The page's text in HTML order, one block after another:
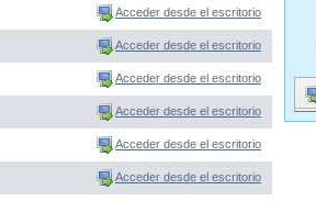
Acceder desde el escritorio
Acceder desde el escritorio
Acceder desde el escritorio
Acceder desde el escritorio
Acceder desde el escritorio
Acceder desde el escritorio